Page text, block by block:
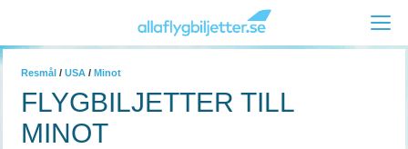
Resmål / USA / Minot
FLYGBILJETTER TILL
MINOT